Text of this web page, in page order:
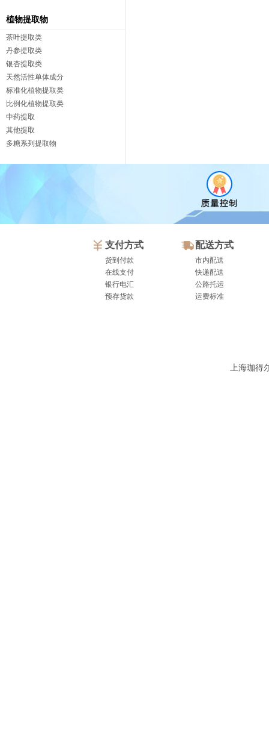
植物提取物
茶叶提取类
丹参提取类
银杏提取类
天然活性单体成分
标准化植物提取类
比例化植物提取类
中药提取
其他提取
多糖系列提取物
支付方式
货到付款
在线支付
银行电汇
预存货款
配送方式
市内配送
快递配送
公路托运
运费标准
上海珈得